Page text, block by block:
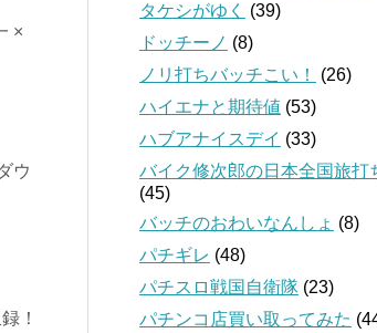
×
ウ
！
タケシがゆく
(39)
ドッチーノ (8)
ノリ打ちバッチこい！
(26)
ハイエナと期待値 (53)
ハブアナイスデイ (33)
バイク修次郎の日本全国旅打
(45)
バッチのおわいなんしょ (8)
パチギレ (48)
パチスロ戦国自衛隊 (23)
パチンコ店買い取ってみた